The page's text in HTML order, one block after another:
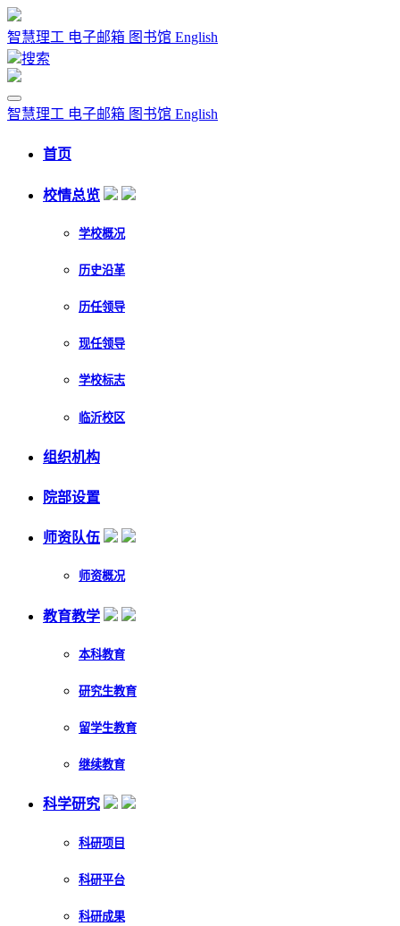
智慧理工 电子邮箱 图书馆 English
搜索
智慧理工 电子邮箱 图书馆 English
首页
校情总览
学校概况
历史沿革
历任领导
现任领导
学校标志
临沂校区
组织机构
院部设置
师资队伍
师资概况
教育教学
本科教育
研究生教育
留学生教育
继续教育
科学研究
科研项目
科研平台
科研成果